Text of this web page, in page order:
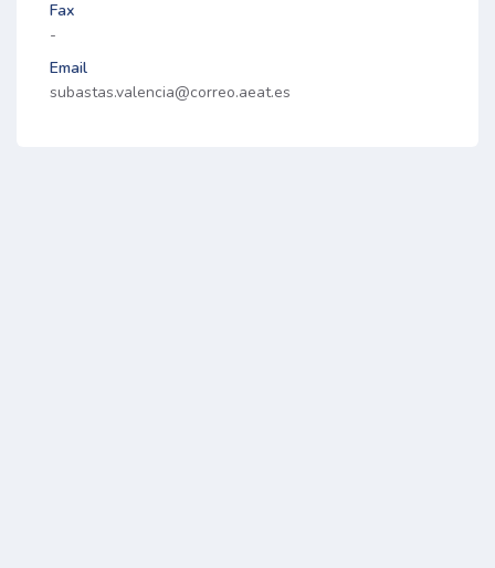
Fax
-
Email
subastas.valencia@correo.aeat.es